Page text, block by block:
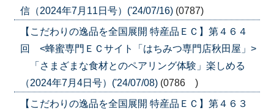
信（2024年7月11日号）('24/07/16) (0787)
【こだわりの逸品を全国展開 特産品ＥＣ】第４６４
回 <蜂蜜専門ＥＣサイト「はちみつ専門店秋田屋」>
「さまざまな食材とのペアリング体験」楽しめる
（2024年7月4日号）('24/07/08) (0786 )
【こだわりの逸品を全国展開 特産品ＥＣ】第４６３